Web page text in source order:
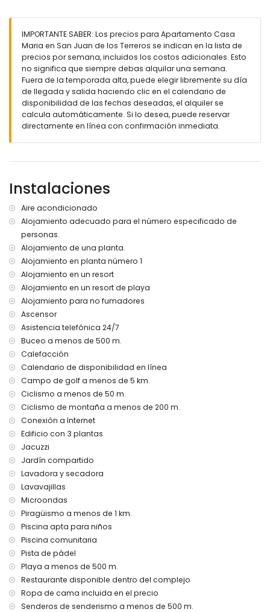
Exterior del apartamento
terreno cerrado
piscina comunitaria
piscina infantil
jardín comunitario con césped y árboles
parque infantil
terraza cubierta
ducha exterior
zona de comedor exterior
pueblo más cercano: San Juan de los Terreros (a menos
orilla o costa más cercana a menos de 500 metros del
apartamento
playa más cercana a menos de 500 metros del
apartamento
puerto más cercano: Villaricos (a menos de 10 kilómetros
del apartamento)
aeropuerto más cercano: Almería/Murcia (a menos de 100
kilómetros del apartamento)
segundo aeropuerto más cercano: Alicante (> 100
kilómetros)
transporte público cercano: autobús a menos de 100
metros y tren a menos de 15 kilómetros
no se permite fumar
El edificio donde se encuentra el alojamiento cuenta con
ascensor.
El alojamiento es muy adecuado para familias con niños,
sesiones de fotos y sesiones de yoga.
Instalaciones y servicios privados incluidos en el precio de
alquiler
internet (WiFi)
aspiradora y plancha y tabla de planchar
ropa de cama y toallas
servicio de emergencia 24 horas
calefacción por aire
Instalaciones y servicios comunitarios incluidos en el precio
de alquiler
jacuzzi exterior
Instalaciones y servicios privados con coste adicional
servicio de aeropuerto
Instalaciones / servicios comunitarios con coste adicional
IMPORTANTE SABER: Los precios para Apartamento Casa
Maria en San Juan de los Terreros se indican en la lista de
precios por semana, incluidos los costos adicionales. Esto
no significa que siempre debas alquilar una semana.
Fuera de la temporada alta, puede elegir libremente su día
de llegada y salida haciendo clic en el calendario de
disponibilidad de las fechas deseadas, el alquiler se
calcula automáticamente. Si lo desea, puede reservar
directamente en línea con confirmación inmediata.
Instalaciones
Aire acondicionado
Alojamiento adecuado para el número especificado de
personas.
Alojamiento de una planta.
Alojamiento en planta número 1
Alojamiento en un resort
Alojamiento en un resort de playa
Alojamiento para no fumadores
Ascensor
Asistencia telefónica 24/7
Buceo a menos de 500 m.
Calefacción
Calendario de disponibilidad en línea
Campo de golf a menos de 5 km.
Ciclismo a menos de 50 m.
Ciclismo de montaña a menos de 200 m.
Conexión a Internet
Edificio con 3 plantas
Jacuzzi
Jardín compartido
Lavadora y secadora
Lavavajillas
Microondas
Piragüismo a menos de 1 km.
Piscina apta para niños
Piscina comunitaria
Pista de pádel
Playa a menos de 500 m.
Restaurante disponible dentro del complejo
Ropa de cama incluida en el precio
Senderos de senderismo a menos de 500 m.